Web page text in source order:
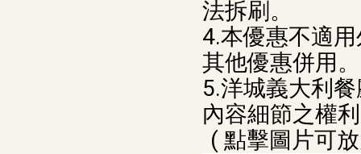
法拆刷。
4.本優惠不適
其他優惠併用。
5.洋城義大利
內容細節之權利
( 點擊圖片可